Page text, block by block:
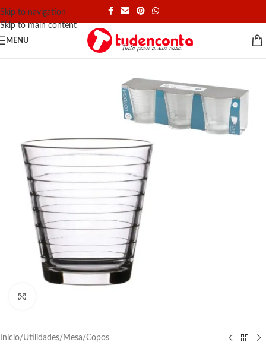
Skip to navigation
Skip to main content
MENU
Início/Utilidades/ Mesa/Copos